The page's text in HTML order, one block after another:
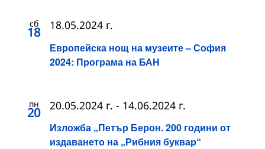
сб
18
Европейска нощ на музеите – София
2024: Програма на БАН
18.05.2024 г.
пн
20
Изложба „Петър Берон. 200 години от
издаването на „Рибния буквар“
20.05.2024 г. - 14.06.2024 г.